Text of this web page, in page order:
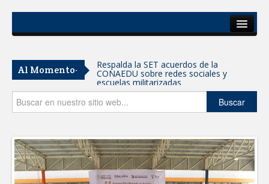
Del Estado
Secciones
Opinión
Al Momento- Respalda la SET acuerdos de la
CONAEDU sobre redes sociales y
escuelas militarizadas
AVANZAN TRABAJOS DE
MANTIENE EL RITMO DE LAS OBRAS
PRIORITARIAS
Atendió Protección Civil de Reynosa
reportes ante lluvias
Buscar